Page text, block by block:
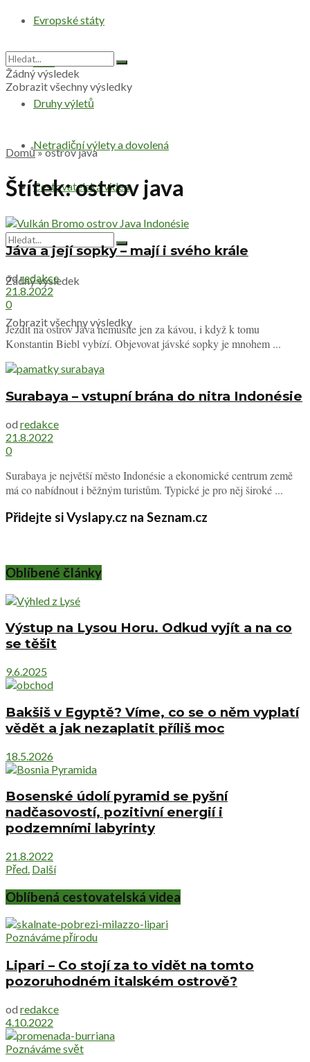
Evropské státy
Svět
Druhy výletů
Netradiční výlety a dovolená
Cestovatelská videa
Žádný výsledek
Zobrazit všechny výsledky
Žádný výsledek
Zobrazit všechny výsledky
Domů»ostrov java
Štítek:ostrov java
Jáva a její sopky – mají i svého krále
odredakce
21.8.2022
0
Jezdit na ostrov Jáva nemusíte jen za kávou, i když k tomu
Konstantin Biebl vybízí. Objevovat jávské sopky je mnohem ...
Surabaya – vstupní brána do nitra Indonésie
od redakce
21.8.2022
0
Surabaya je největší město Indonésie a ekonomické centrum země
má co nabídnout i běžným turistům. Typické je pro něj široké ...
Přidejte si Vyslapy.cz na Seznam.cz
Oblíbené články
Výstup na Lysou Horu. Odkud vyjít a na co
se těšit
9.6.2025
Bakšiš v Egyptě? Víme, co se o něm vyplatí
vědět a jak nezaplatit příliš moc
18.5.2026
Bosenské údolí pyramid se pyšní
nadčasovostí, pozitivní energií i
podzemními labyrinty
21.8.2022
Před. Další
Oblíbená cestovatelská videa
Poznáváme přírodu
Lipari – Co stojí za to vidět na tomto
pozoruhodném italském ostrově?
od redakce
4.10.2022
Poznáváme svět